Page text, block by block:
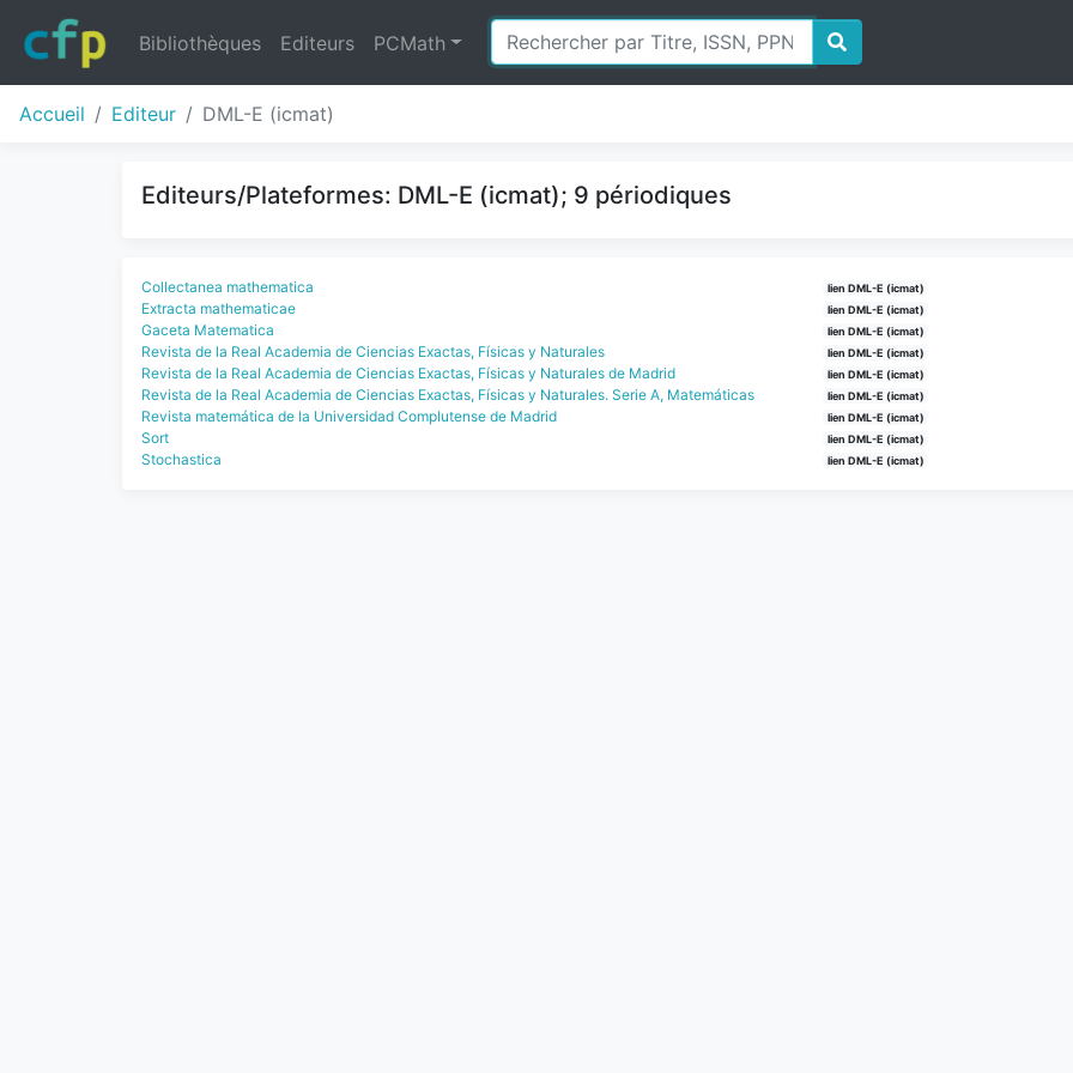
Bibliothèques Editeurs PCMath
Accueil Editeur DML-E (icmat)
Editeurs/Plateformes: DML-E (icmat); 9 périodiques
Collectanea mathematica lien DML-E (icmat)
Extracta mathematicae lien DML-E (icmat)
Gaceta Matematica lien DML-E (icmat)
Revista de la Real Academia de Ciencias Exactas, Físicas y Naturales lien DML-E (icmat)
Revista de la Real Academia de Ciencias Exactas, Físicas y Naturales de Madrid lien DML-E (icmat)
Revista de la Real Academia de Ciencias Exactas, Físicas y Naturales. Serie A, Matemáticas lien DML-E (icmat)
Revista matemática de la Universidad Complutense de Madrid lien DML-E (icmat)
Sort lien DML-E (icmat)
Stochastica lien DML-E (icmat)